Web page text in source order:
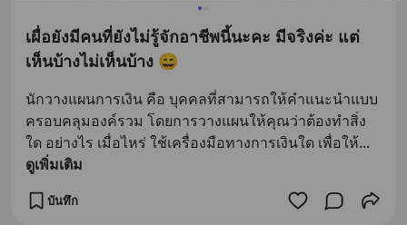
เผื่อยังมีคนที่ยังไม่รู้จักอาชีพนี้นะคะ มีจริงค่ะ แต่
เห็นบ้างไม่เห็นบ้าง 😄
นักวางแผนการเงิน คือ บุคคลที่สามารถให้คำแนะนำแบบ
ครอบคลุมองค์รวม โดยการวางแผนให้คุณว่าต้องทำสิ่ง
ใด อย่างไร เมื่อไหร่ ใช้เครื่องมือทางการเงินใด เพื่อให้...
ดูเพิ่มเติม
บันทึก